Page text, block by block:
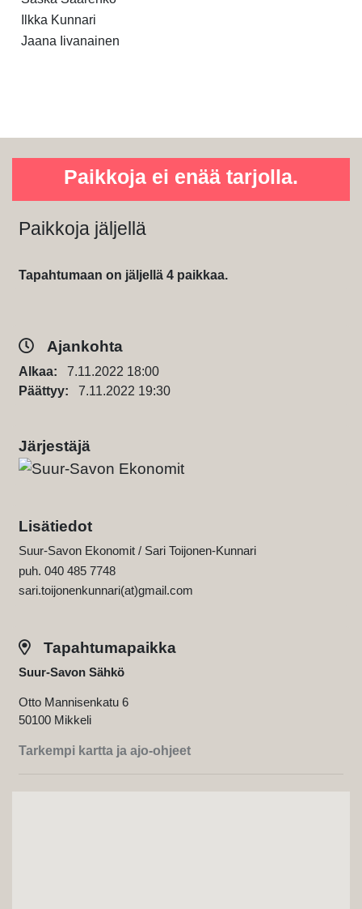
Ilkka Kunnari
Jaana Iivanainen
Paikkoja ei enää tarjolla.
Paikkoja jäljellä
Tapahtumaan on jäljellä 4 paikkaa.
Ajankohta
Alkaa: 7.11.2022 18:00
Päättyy: 7.11.2022 19:30
Järjestäjä
Lisätiedot
Suur-Savon Ekonomit / Sari Toijonen-Kunnari
puh. 040 485 7748
sari.toijonenkunnari(at)gmail.com
Tapahtumapaikka
Suur-Savon Sähkö
Otto Mannisenkatu 6
50100 Mikkeli
Tarkempi kartta ja ajo-ohjeet